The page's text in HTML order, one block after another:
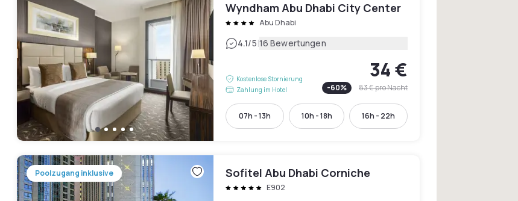
Wyndham Abu Dhabi City Center
Abu Dhabi
4.1/5|16 Bewertungen
Kostenlose Stornierung
Zahlung im Hotel
34 €
-60% 83 €pro Nacht
07h - 13h 10h - 18h 16h - 22h
Poolzugang inklusive Sofitel Abu Dhabi Corniche
E902